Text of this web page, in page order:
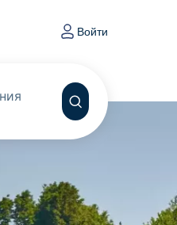
Войти